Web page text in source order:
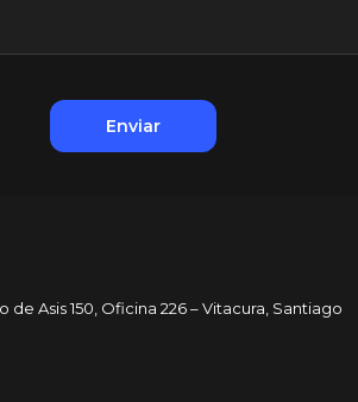
de Asis 150, Oficina 226 – Vitacura, Santiago